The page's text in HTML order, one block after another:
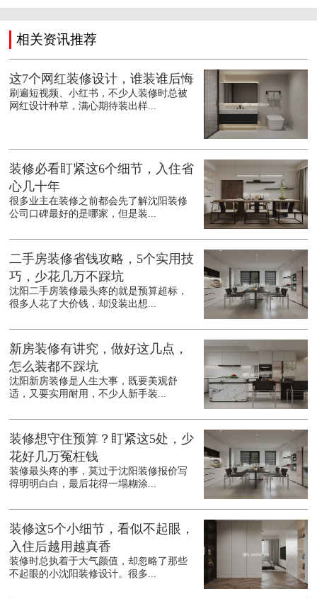
相关资讯推荐
这7个网红装修设计，谁装谁后悔
刷遍短视频、小红书，不少人装修时总被
网红设计种草，满心期待装出样...
装修必看盯紧这6个细节，入住省
心几十年
很多业主在装修之前都会先了解沈阳装修
公司口碑最好的是哪家，但是装...
二手房装修省钱攻略，5个实用技
巧，少花几万不踩坑
沈阳二手房装修最头疼的就是预算超标，
很多人花了大价钱，却没装出想...
新房装修有讲究，做好这几点，
怎么装都不踩坑
沈阳新房装修是人生大事，既要美观舒
适，又要实用耐用，不少人新手装...
装修想守住预算？盯紧这5处，少
花好几万冤枉钱
装修最头疼的事，莫过于沈阳装修报价写
得明明白白，最后花得一塌糊涂...
装修这5个小细节，看似不起眼，
入住后越用越真香
装修时总执着于大气颜值，却忽略了那些
不起眼的小沈阳装修设计。很多...